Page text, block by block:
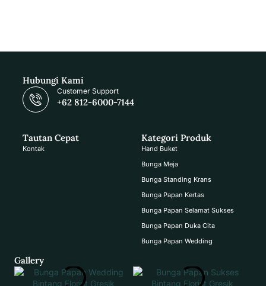
Hubungi Kami
Customer Support
+62 812-6000-7144
Tautan Cepat
Kontak
Kategori Produk
Hand Buket
Bunga Meja
Bunga Standing Krans
Bunga Papan Kertas
Bunga Papan Selamat Sukses
Bunga Papan Duka Cita
Bunga Papan Wedding
Gallery